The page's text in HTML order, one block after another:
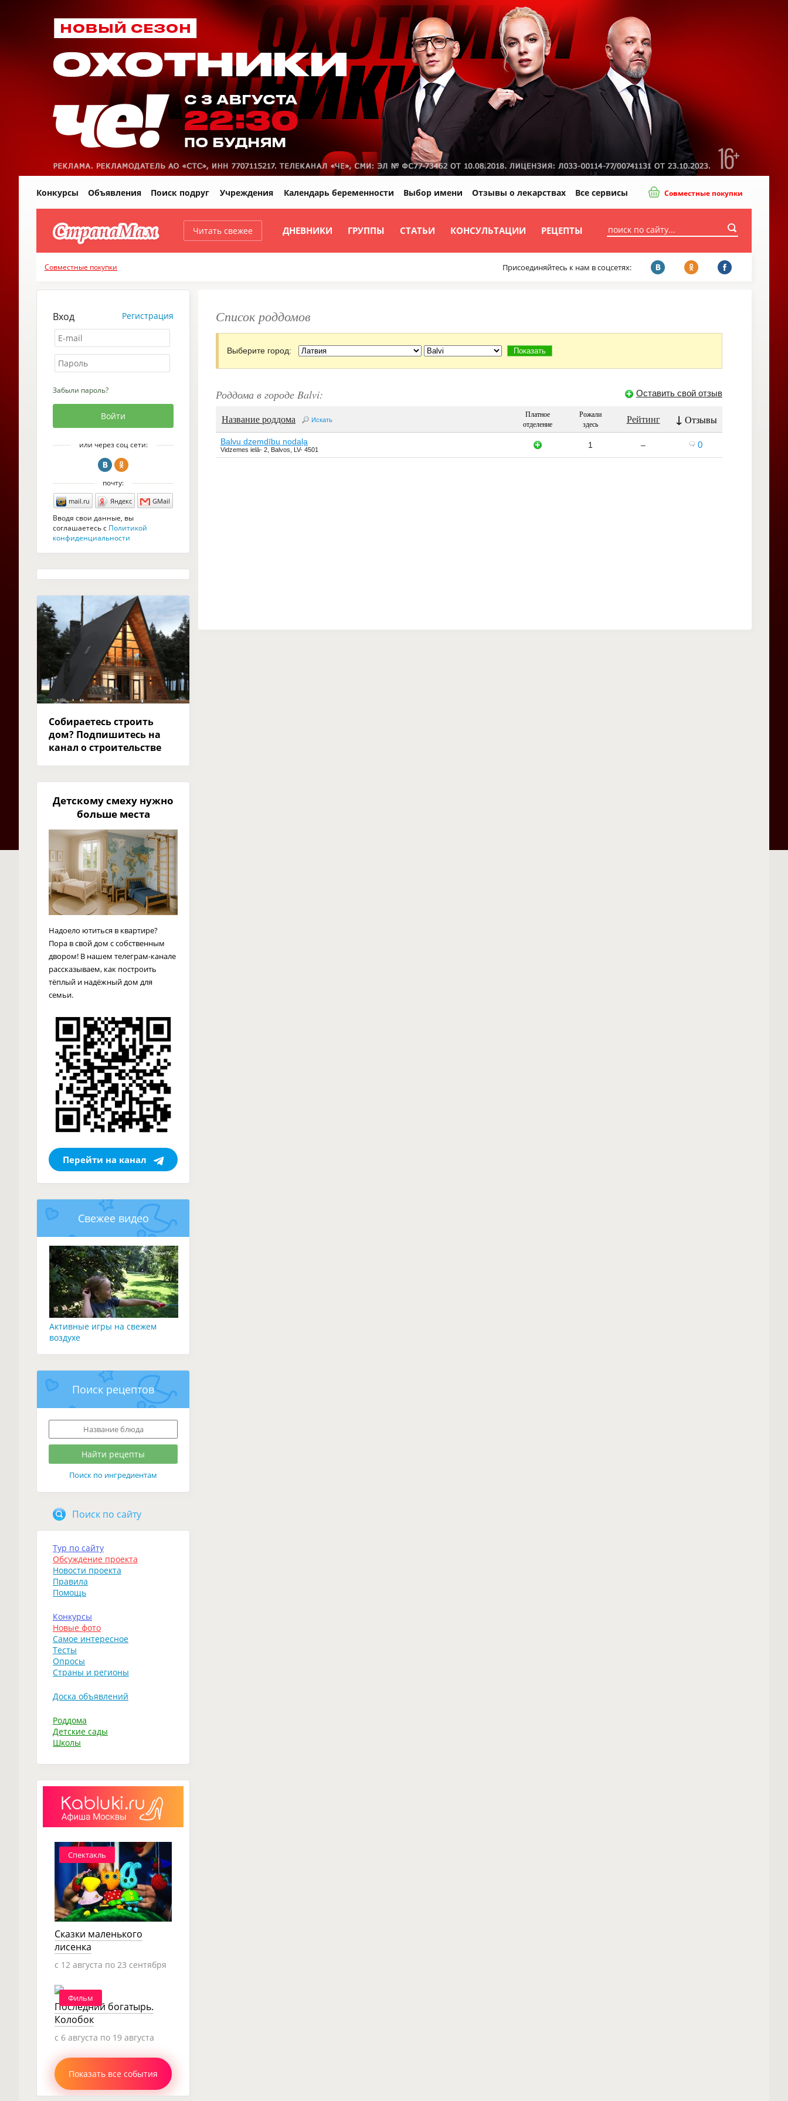
Читать свежее ДНЕВНИКИ ГРУППЫ СТАТЬИ КОНСУЛЬТАЦИИ РЕЦЕПТЫ
Конкурсы Объявления Поиск подруг Учреждения Календарь беременности Выбор имени Отзывы о лекарствах Все сервисы Совместные покупки
Совместные покупки Присоединяйтесь к нам в соцсетях:
Список роддомов
Выберите город:
Роддома в городе Balvi: Оставить свой отзыв
Название роддома Искать
Платное
отделение
Рожали
здесь
Рейтинг ↓ Отзывы
Balvu dzemdību nodaļa
Vidzemes ielā- 2, Balvos, LV- 4501 1 – 0
Вход Регистрация
Забыли пароль?
или через соц сети:
почту:
mail.ru Яндекс GMail
Вводя свои данные, вы
соглашаетесь с Политикой
конфиденциальности
Собираетесь строить
дом? Подпишитесь на
канал о строительстве
Детскому смеху нужно
больше места
Надоело ютиться в квартире?
Пора в свой дом с собственным
двором! В нашем телеграм-канале
рассказываем, как построить
тёплый и надёжный дом для
семьи.
Перейти на канал
Свежее видео
Активные игры на свежем
воздухе
Поиск рецептов
Поиск по ингредиентам
Поиск по сайту
Тур по сайту
Обсуждение проекта
Новости проекта
Правила
Помощь
Конкурсы
Новые фото
Самое интересное
Тесты
Опросы
Страны и регионы
Доска объявлений
Роддома
Детские сады
Школы
Спектакль
Сказки маленького
лисенка
c 12 августа по 23 сентября
Фильм
Последний богатырь.
Колобок
c 6 августа по 19 августа
Показать все события